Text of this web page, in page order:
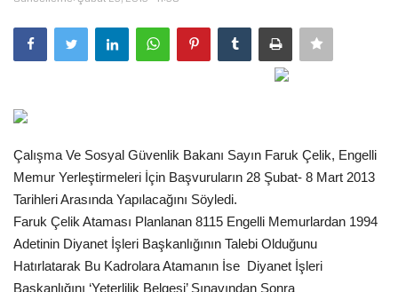
Eğitim
Gündem
Tekno Bilim
Ekonomi
Siyaset
Çalışma Ve Sosyal Güvenlik Bakanı Sayın Faruk Çelik, Engelli
Memur Yerleştirmeleri İçin Başvuruların 28 Şubat- 8 Mart 2013
Tarihleri Arasında Yapılacağını Söyledi.
Faruk Çelik Ataması Planlanan 8115 Engelli Memurlardan 1994
Adetinin Diyanet İşleri Başkanlığının Talebi Olduğunu
Hatırlatarak Bu Kadrolara Atamanın İse Diyanet İşleri
Başkanlığını ‘Yeterlilik Belgesi’ Sınavından Sonra